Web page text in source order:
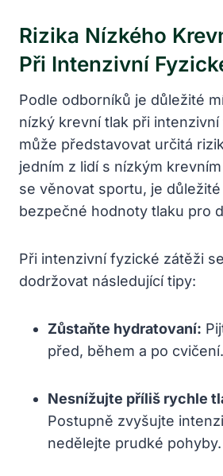
Rizika Nízkého
Při Intenzivní
Podle odborníků je důležité
nízký krevní tlak při
může představovat určitá
jedním z lidí s nízkým
se věnovat sportu, je důležité
bezpečné hodnoty tlaku pro
Při intenzivní fyzické zátěži
dodržovat následující tipy:
Zůstaňte hydratovaní:
před, během a po cvičení.
Nesnížujte příliš rychle
Postupně zvyšujte
nedělejte prudké pohyby.